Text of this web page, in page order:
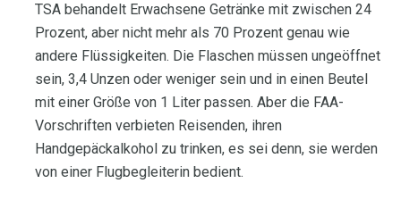
TSA behandelt Erwachsene Getränke mit zwischen 24
Prozent, aber nicht mehr als 70 Prozent genau wie
andere Flüssigkeiten. Die Flaschen müssen ungeöffnet
sein, 3,4 Unzen oder weniger sein und in einen Beutel
mit einer Größe von 1 Liter passen. Aber die FAA-
Vorschriften verbieten Reisenden, ihren
Handgepäckalkohol zu trinken, es sei denn, sie werden
von einer Flugbegleiterin bedient.